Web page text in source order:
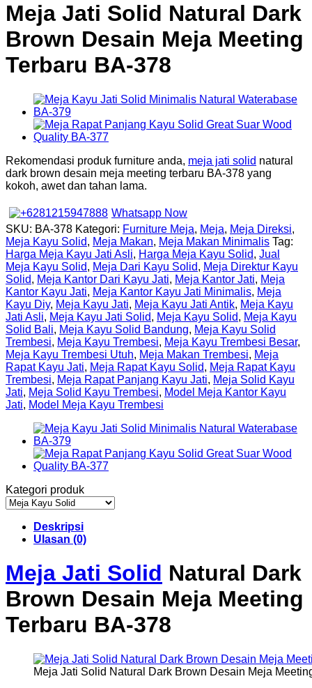
Meja Jati Solid Natural Dark
Brown Desain Meja Meeting
Terbaru BA-378
Rekomendasi produk furniture anda, meja jati solid natural
dark brown desain meja meeting terbaru BA-378 yang
kokoh, awet dan tahan lama.
Whatsapp Now
SKU: BA-378 Kategori: Furniture Meja, Meja, Meja Direksi,
Meja Kayu Solid, Meja Makan, Meja Makan Minimalis Tag:
Harga Meja Kayu Jati Asli, Harga Meja Kayu Solid, Jual
Meja Kayu Solid, Meja Dari Kayu Solid, Meja Direktur Kayu
Solid, Meja Kantor Dari Kayu Jati, Meja Kantor Jati, Meja
Kantor Kayu Jati, Meja Kantor Kayu Jati Minimalis, Meja
Kayu Diy, Meja Kayu Jati, Meja Kayu Jati Antik, Meja Kayu
Jati Asli, Meja Kayu Jati Solid, Meja Kayu Solid, Meja Kayu
Solid Bali, Meja Kayu Solid Bandung, Meja Kayu Solid
Trembesi, Meja Kayu Trembesi, Meja Kayu Trembesi Besar,
Meja Kayu Trembesi Utuh, Meja Makan Trembesi, Meja
Rapat Kayu Jati, Meja Rapat Kayu Solid, Meja Rapat Kayu
Trembesi, Meja Rapat Panjang Kayu Jati, Meja Solid Kayu
Jati, Meja Solid Kayu Trembesi, Model Meja Kantor Kayu
Jati, Model Meja Kayu Trembesi
Kategori produk
Deskripsi
Ulasan (0)
Meja Jati Solid Natural Dark
Brown Desain Meja Meeting
Terbaru BA-378
Meja Jati Solid Natural Dark Brown Desain Meja